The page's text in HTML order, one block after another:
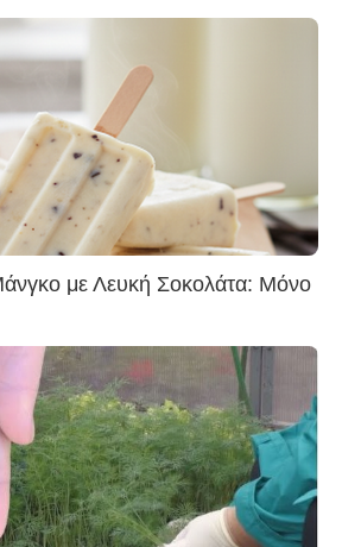
με Λευκή Σοκολάτα: Μόνο